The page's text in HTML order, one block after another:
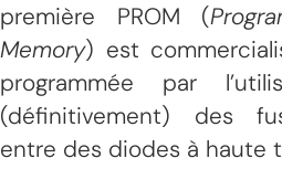
première PROM (
Memory) est
programmée par
(définitivement) des
entre des diodes à haute